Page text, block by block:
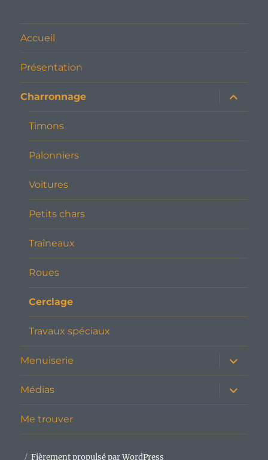
Accueil
Présentation
Charronnage
ouvrir
le
sous-
Timons
Palonniers
Voitures
Petits chars
Traîneaux
Roues
Cerclage
Travaux spéciaux
Menuiserie
ouvrir
le
sous-
menu
Médias
ouvrir
le
sous-
Me trouver
Fièrement propulsé par WordPress